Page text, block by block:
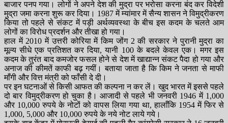
बाजार पनप गया। लोगों ने अपने देश की मुद्रा पर भरोसा करना बंद कर विदेशी
मुद्रा जमा करना शुरू कर दिया। 1987 में म्यांमार में सैन्य शासन ने विमुद्रीकरण
किया तो पहले से संकट में पड़ी अर्थव्यवस्था के बीच इस कदम के चलते आम
लोगों का विरोध प्रदर्शन और तीखा हो गया।
हाल में 2010 में उत्तरी कोरिया में किम जोंग 2 की सरकार ने पुरानी मुद्रा का
मूल्य सीधे एक प्रतिशत कर दिया, यानी 100 के बदले केवल एक। मगर इस
कदम के तुरंत बाद कमजोर फसल होने से देश में खाद्यान्न संकट पैदा हो गया और
अनाज की कीमतें काफी बढ़ गयीं। बताया जाता है कि किम ने जनता से माफी
माँगी और वित्त मंत्री को फाँसी दे दी।
पर इन घटनाओं से किसी आफत की कल्पना न कर लें। खुद भारत में इससे पहले
दो बार विमुद्रीकरण हो चुका है। आजादी से पहले भी जनवरी 1946 में 1,000
और 10,000 रुपये के नोटों को वापस लिया गया था, हालाँकि 1954 में फिर से
1,000, 5,000 और 10,000 रुपये के नये नोट लाये गये।